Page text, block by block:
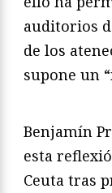
auditorios
de los
supone un
Benjamín
esta
Ceuta tras